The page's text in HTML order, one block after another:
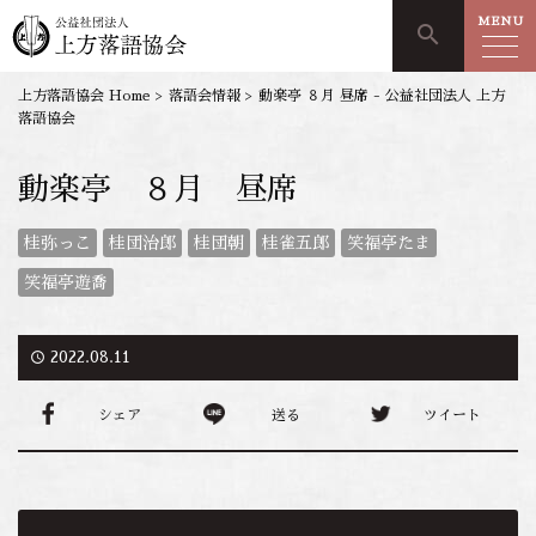
search MENU
上方落語協会 Home > 落語会情報 > 動楽亭 ８月 昼席 - 公益社団法人 上方
落語協会
動楽亭 ８月 昼席
桂弥っこ 桂団治郎 桂団朝 桂雀五郎 笑福亭たま
笑福亭遊喬
access_time 2022.08.11
シェア 送る ツイート